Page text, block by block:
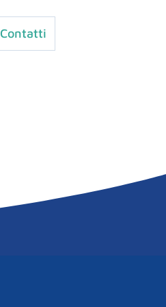
Contatti